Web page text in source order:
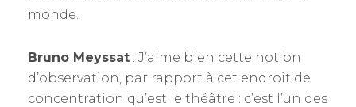
monde.
Bruno Meyssat : J’aime bien cette notion
d’observation, par rapport à cet endroit de
concentration qu’est le théâtre : c’est l’un des